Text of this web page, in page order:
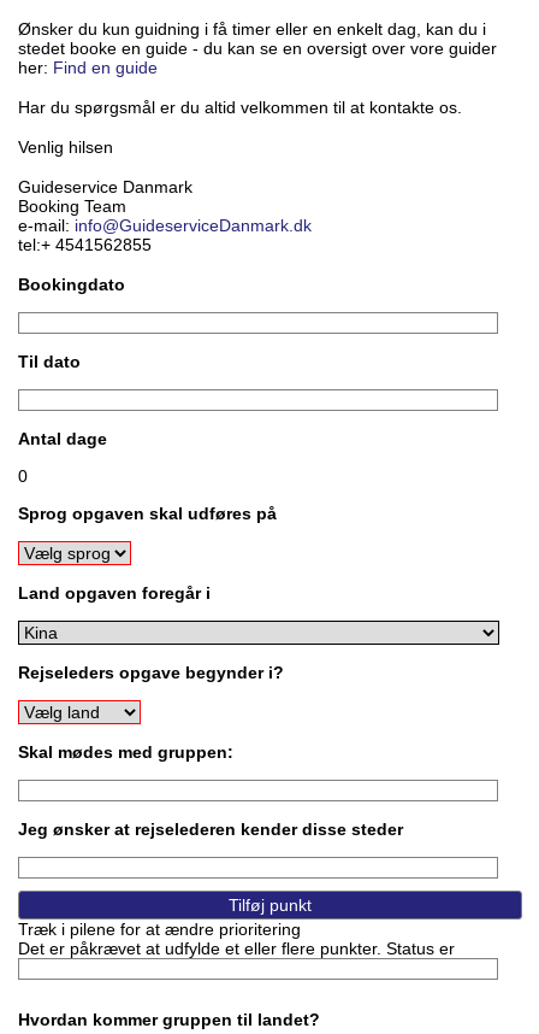
Ønsker du kun guidning i få timer eller en enkelt dag, kan du i
stedet booke en guide - du kan se en oversigt over vore guider
her: Find en guide
Har du spørgsmål er du altid velkommen til at kontakte os.
Venlig hilsen
Guideservice Danmark
Booking Team
e-mail: info@GuideserviceDanmark.dk
tel:+ 4541562855
Bookingdato
Til dato
Antal dage
0
Sprog opgaven skal udføres på
Land opgaven foregår i
Rejseleders opgave begynder i?
Skal mødes med gruppen:
Jeg ønsker at rejselederen kender disse steder
Træk i pilene for at ændre prioritering
Det er påkrævet at udfylde et eller flere punkter. Status er
Hvordan kommer gruppen til landet?